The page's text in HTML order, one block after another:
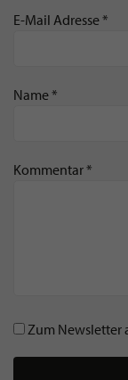
E-Mail Adresse *
Name *
Kommentar *
Zum Newsletter